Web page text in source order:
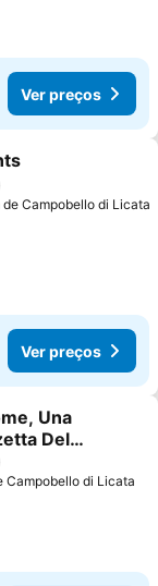
Ver preços
favoritos
Campobello di Licata
Ver preços
favoritos
Una
Del
Dal
Campobello di Licata